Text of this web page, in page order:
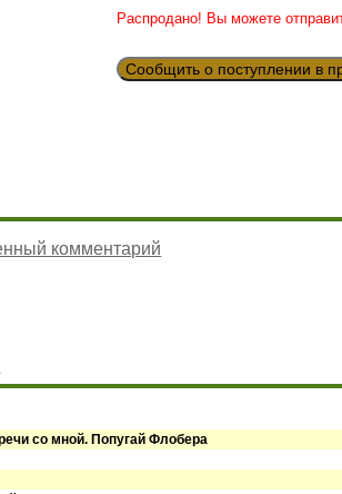
Распродано! Вы можете
Сообщить о поступлении в
комментарий
со мной. Попугай Флобера